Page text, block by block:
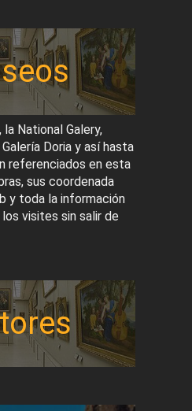
National Galery,
Doria y así hasta
referenciados en esta
sus coordenada
y toda la información
visites sin salir de